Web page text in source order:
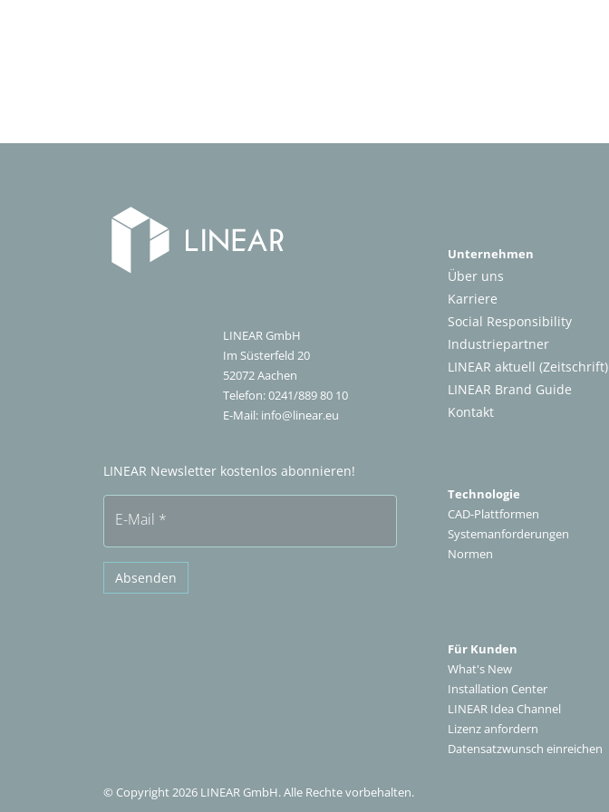
LINEAR GmbH
Im Süsterfeld 20
52072Aachen
Telefon:0241/889 80 10
E-Mail: info@linear.eu
LINEAR Newsletter kostenlos abonnieren!
E-Mail *
Absenden
© Copyright 2026 LINEAR GmbH. Alle Rechte vorbehalten.
Unternehmen
Über uns
Karriere
Social Responsibility
Industriepartner
LINEAR aktuell (Zeitschrift)
LINEAR Brand Guide
Kontakt
Technologie
CAD-Plattformen
Systemanforderungen
Normen
Für Kunden
What's New
Installation Center
LINEAR Idea Channel
Lizenz anfordern
Datensatzwunsch einreichen